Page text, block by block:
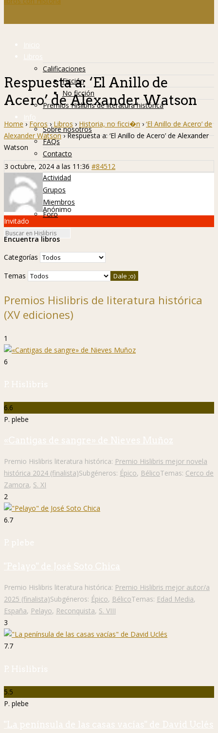
Inicio
Libros
Calificaciones
Ficción
No ficción
Premios Hislibris de literatura histórica
Info
Sobre nosotros
FAQs
Contacto
Hislibreños
Actividad
Grupos
Miembros
Foro
Respuesta a: ‘El Anillo de
Acero’ de Alexander Watson
Home › Foros › Libros › Historia, no ficci�n › ‘El Anillo de Acero’ de
Alexander Watson › Respuesta a: ‘El Anillo de Acero’ de Alexander
Watson
3 octubre, 2024 a las 11:36 #84512
Anónimo
Invitado
Encuentra libros
Categorías
Temas
Premios Hislibris de literatura histórica
(XV ediciones)
1
6
P. Hislibris
6.6
P. plebe
«Cantigas de sangre» de Nieves Muñoz
Premio Hislibris literatura histórica: Premio Hislibris mejor novela
histórica 2024 (finalista)Subgéneros: Épico, BélicoTemas: Cerco de
Zamora, S. XI
2
6.7
P. plebe
"Pelayo" de José Soto Chica
Premio Hislibris literatura histórica: Premio Hislibris mejor autor/a
2025 (finalista)Subgéneros: Épico, BélicoTemas: Edad Media,
España, Pelayo, Reconquista, S. VIII
3
7.7
P. Hislibris
5.5
P. plebe
"La península de las casas vacías" de David Uclés